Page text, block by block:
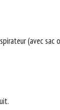
(avec sac